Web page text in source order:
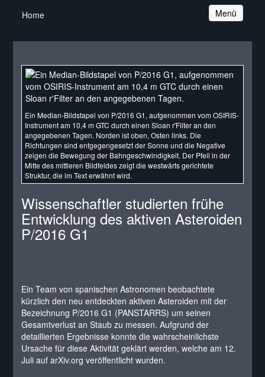
Navigation
Menü
Home
Ein Median-Bildstapel von P/2016 G1, aufgenommen vom OSIRIS-
Instrument am 10,4 m GTC durch einen Sloan r'Filter an den
angegebenen Tagen. Norden ist oben, Osten links. Die
Richtungen sind entgegengesetzt der Sonne und die Negative
zeigen die Bewegung der Bahngeschwindigkeit. Der Pfeil in der
Mitte des mittleren Bildfeldes zeigt die westwärts gerichtete
Struktur, die im Text erwähnt wird.
Wissenschaftler studierten frühe
Entwicklung des aktiven Asteroiden
P/2016 G1
Ein Team von spanischen Astronomen beobachtete
kürzlich den neu entdeckten aktiven Asteroiden mit der
Bezeichnung P/2016 G1 (PANSTARRS) um seinen
Gesamtverlust an Staub zu messen. Aufgrund der
detaillierten Ergebnisse konnte die wahrscheinlichste
Ursache für diese Aktivität geklärt werden, welche am 12.
Juli aufarXiv.org veröffentlicht wurden.